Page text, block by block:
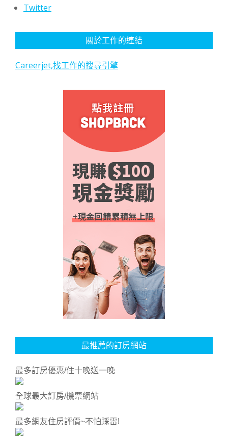
Twitter
關於工作的連結
Careerjet,找工作的搜尋引擎
最推薦的訂房網站
最多訂房優惠/住十晚送一晚
全球最大訂房/機票網站
最多網友住房評價~不怕踩雷!